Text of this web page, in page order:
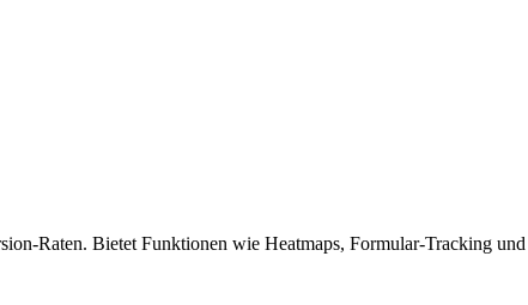
Raten. Bietet Funktionen wie Heatmaps, Formular-Tracking